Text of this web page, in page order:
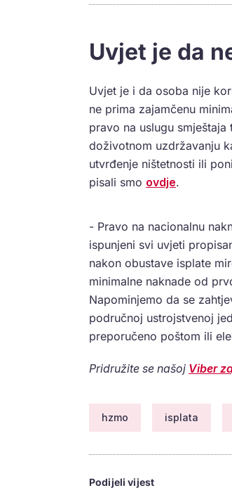
Uvjet je da
Uvjet je i da osoba nije
ne prima zajamčenu
pravo na uslugu
doživotnom uzdržavanju
utvrđenje ništetnosti ili
pisali smo ovdje.
- Pravo na nacionalnu
ispunjeni svi uvjeti
nakon obustave isplate
minimalne naknade od
Napominjemo da se
područnoj ustrojstvenoj
preporučeno poštom ili
Pridružite se našoj Viber
hzmo isplata
Podijeli vijest